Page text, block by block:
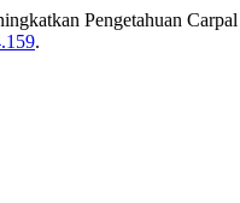
Pengetahuan
.